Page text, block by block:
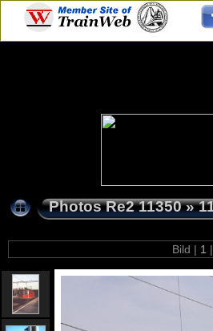
Photos Re2 11350»
Bild | 1 |